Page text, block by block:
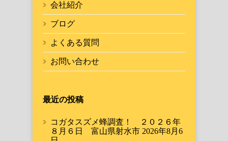
会社紹介
ブログ
よくある質問
お問い合わせ
最近の投稿
コガタスズメ蜂調査！ ２０２６年
８月６日 富山県射水市 2026年8月6